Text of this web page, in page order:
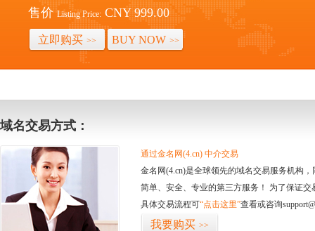
售价 Listing Price: CNY 999.00
立即购买 >> BUY NOW >>
域名交易方式：
通过金名网(4.cn) 中介交易
金名网(4.cn)是全球领先的域名交易服务机构
简单、安全、专业的第三方服务！ 为了保证
具体交易流程可“点击这里”查看或咨询
我要购买 >>